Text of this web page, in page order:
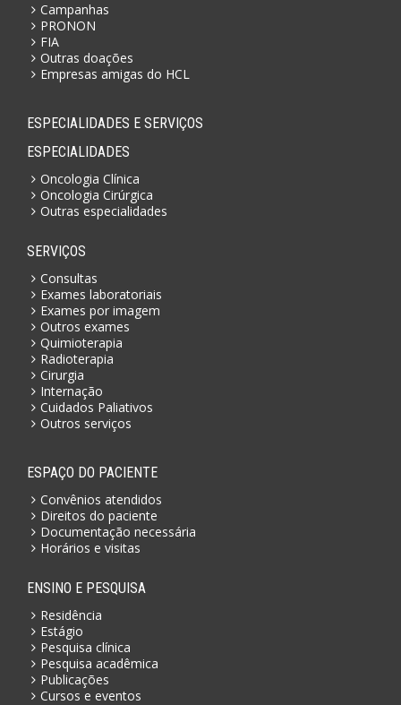
Campanhas
PRONON
FIA
Outras doações
Empresas amigas do HCL
ESPECIALIDADES E SERVIÇOS
ESPECIALIDADES
Oncologia Clínica
Oncologia Cirúrgica
Outras especialidades
SERVIÇOS
Consultas
Exames laboratoriais
Exames por imagem
Outros exames
Quimioterapia
Radioterapia
Cirurgia
Internação
Cuidados Paliativos
Outros serviços
ESPAÇO DO PACIENTE
Convênios atendidos
Direitos do paciente
Documentação necessária
Horários e visitas
ENSINO E PESQUISA
Residência
Estágio
Pesquisa clínica
Pesquisa acadêmica
Publicações
Cursos e eventos